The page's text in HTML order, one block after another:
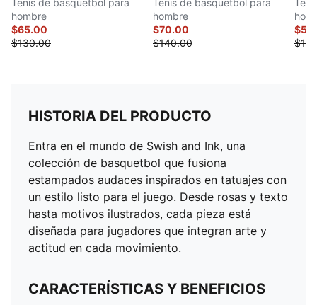
Tenis de basquetbol para
hombre
$65.00
$130.00
Tenis de basquetbol para
hombre
$70.00
$140.00
HISTORIA DEL PRODUCTO
Entra en el mundo de Swish and Ink, una
colección de basquetbol que fusiona
estampados audaces inspirados en tatuajes con
un estilo listo para el juego. Desde rosas y texto
hasta motivos ilustrados, cada pieza está
diseñada para jugadores que integran arte y
actitud en cada movimiento.
CARACTERÍSTICAS Y BENEFICIOS